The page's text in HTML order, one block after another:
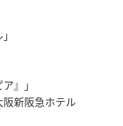
』」
新阪急ホテル